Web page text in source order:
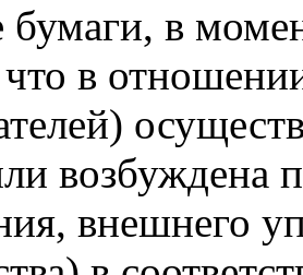
в
что в
возбуждена
внешнего